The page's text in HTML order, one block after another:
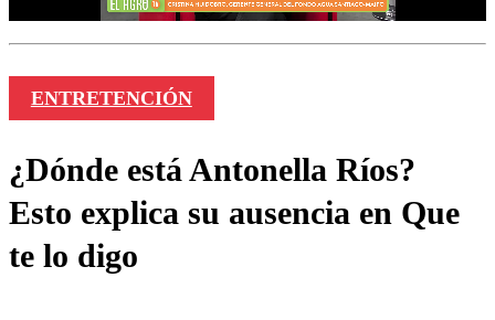
ENTRETENCIÓN
¿Dónde está Antonella Ríos?
Esto explica su ausencia en Que
te lo digo